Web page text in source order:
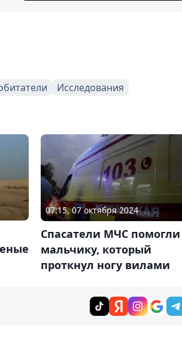
Исследования
07:15, 07 октября 2024
Спасатели МЧС помогли
мальчику, который
проткнул ногу вилами